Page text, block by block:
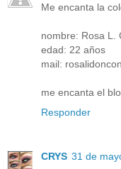
Me encanta la
nombre: Rosa L.
edad: 22 años
mail:
me encanta el
Responder
CRYS 31 de